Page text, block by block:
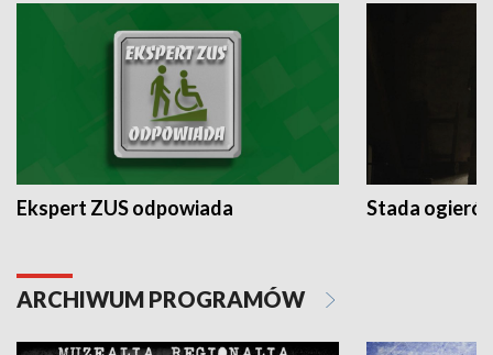
Ekspert ZUS odpowiada Stada
ARCHIWUM PROGRAMÓW